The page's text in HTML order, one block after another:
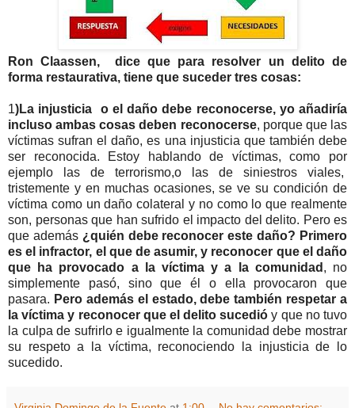
Ron Claassen, dice que para resolver un delito de
forma restaurativa, tiene que suceder tres cosas:
1)La injusticia o el daño debe reconocerse, yo añadiría
incluso ambas cosas deben reconocerse, porque que las
víctimas sufran el daño, es una injusticia que también debe
ser reconocida. Estoy hablando de víctimas, como por
ejemplo las de terrorismo,o las de siniestros viales,
tristemente y en muchas ocasiones, se ve su condición de
víctima como un daño colateral y no como lo que realmente
son, personas que han sufrido el impacto del delito. Pero es
que además ¿quién debe reconocer este daño? Primero
es el infractor, el que de asumir, y reconocer que el daño
que ha provocado a la víctima y a la comunidad , no
simplemente pasó, sino que él o ella provocaron que
pasara. Pero además el estado, debe también respetar a
la víctima y reconocer que el delito sucedió y que no tuvo
la culpa de sufrirlo e igualmente la comunidad debe mostrar
su respeto a la víctima, reconociendo la injusticia de lo
sucedido.